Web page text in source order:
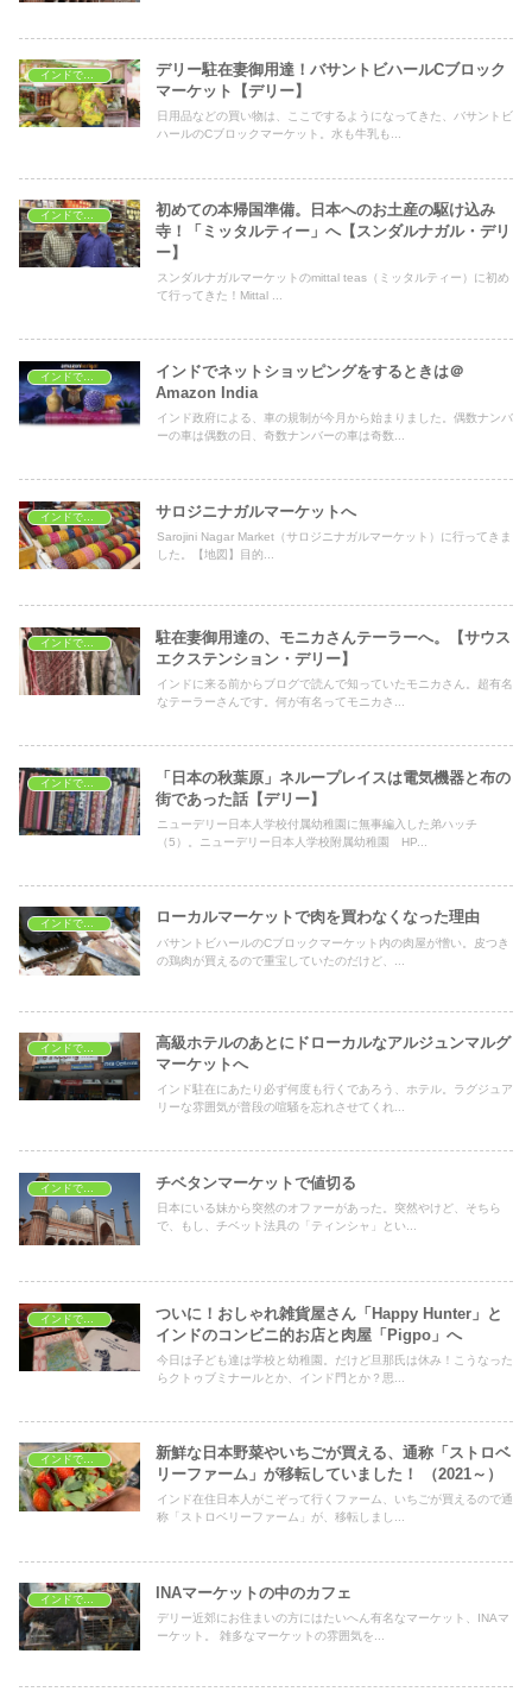
インドでショッピング
デリー駐在妻御用達！バサントビハールCブロック
マーケット【デリー】
日用品などの買い物は、ここでするようになってきた、バサントビ
ハールのCブロックマーケット。水も牛乳も...
インドでショッピング
初めての本帰国準備。日本へのお土産の駆け込み
寺！「ミッタルティー」へ【スンダルナガル・デリ
ー】
スンダルナガルマーケットのmittal teas（ミッタルティー）に初め
て行ってきた！Mittal ...
インドでショッピング
インドでネットショッピングをするときは＠
Amazon India
インド政府による、車の規制が今月から始まりました。偶数ナンバ
ーの車は偶数の日、奇数ナンバーの車は奇数...
インドでショッピング サロジニナガルマーケットへ
Sarojini Nagar Market（サロジニナガルマーケット）に行ってきま
した。【地図】目的...
駐在妻御用達の、モニカさんテーラーへ。【サウス
エクステンション・デリー】
インドに来る前からブログで読んで知っていたモニカさん。超有名
なテーラーさんです。何が有名ってモニカさ...
「日本の秋葉原」ネループレイスは電気機器と布の
街であった話【デリー】
ニューデリー日本人学校付属幼稚園に無事編入した弟ハッチ
（5）。ニューデリー日本人学校附属幼稚園 HP...
ローカルマーケットで肉を買わなくなった理由
バサントビハールのCブロックマーケット内の肉屋が憎い。皮つき
の鶏肉が買えるので重宝していたのだけど、...
インドでショッピング
高級ホテルのあとにドローカルなアルジュンマルグ
マーケットへ
インド駐在にあたり必ず何度も行くであろう、ホテル。ラグジュア
リーな雰囲気が普段の喧騒を忘れさせてくれ...
インドでショッピング チベタンマーケットで値切る
日本にいる妹から突然のオファーがあった。突然やけど、そちら
で、もし、チベット法具の「ティンシャ」とい...
ついに！おしゃれ雑貨屋さん「Happy Hunter」と
インドのコンビニ的お店と肉屋「Pigpo」へ
今日は子ども達は学校と幼稚園。だけど旦那氏は休み！こうなった
らクトゥブミナールとか、インド門とか？思...
新鮮な日本野菜やいちごが買える、通称「ストロベ
リーファーム」が移転していました！ （2021～）
インド在住日本人がこぞって行くファーム、いちごが買えるので通
称「ストロベリーファーム」が、移転しまし...
INAマーケットの中のカフェ
デリー近郊にお住まいの方にはたいへん有名なマーケット、INAマ
ーケット。 雑多なマーケットの雰囲気を...